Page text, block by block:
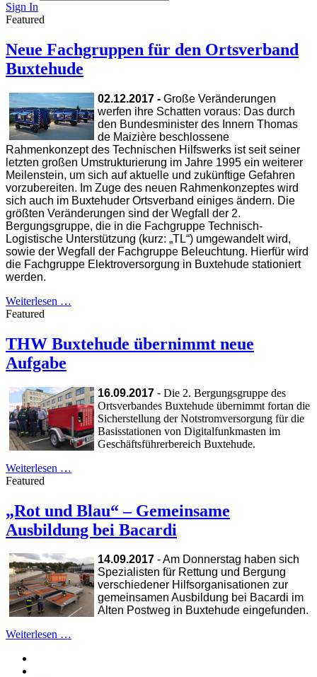
Sign In
Featured
Neue Fachgruppen für den Ortsverband
Buxtehude
02.12.2017 - Große Veränderungen
werfen ihre Schatten voraus: Das durch
den Bundesminister des Innern Thomas
de Maizière beschlossene
Rahmenkonzept des Technischen Hilfswerks ist seit seiner
letzten großen Umstrukturierung im Jahre 1995 ein weiterer
Meilenstein, um sich auf aktuelle und zukünftige Gefahren
vorzubereiten. Im Zuge des neuen Rahmenkonzeptes wird
sich auch im Buxtehuder Ortsverband einiges ändern. Die
größten Veränderungen sind der Wegfall der 2.
Bergungsgruppe, die in die Fachgruppe Technisch-
Logistische Unterstützung (kurz: „TL“) umgewandelt wird,
sowie der Wegfall der Fachgruppe Beleuchtung. Hierfür wird
die Fachgruppe Elektroversorgung in Buxtehude stationiert
werden.
Weiterlesen …
Featured
THW Buxtehude übernimmt neue
Aufgabe
16.09.2017 - Die 2. Bergungsgruppe des
Ortsverbandes Buxtehude übernimmt fortan die
Sicherstellung der Notstromversorgung für die
Basisstationen von Digitalfunkmasten im
Geschäftsführerbereich Buxtehude.
Weiterlesen …
Featured
„Rot und Blau“ – Gemeinsame
Ausbildung bei Bacardi
14.09.2017 - Am Donnerstag haben sich
Spezialisten für Rettung und Bergung
verschiedener Hilfsorganisationen zur
gemeinsamen Ausbildung bei Bacardi im
Alten Postweg in Buxtehude eingefunden.
Weiterlesen …